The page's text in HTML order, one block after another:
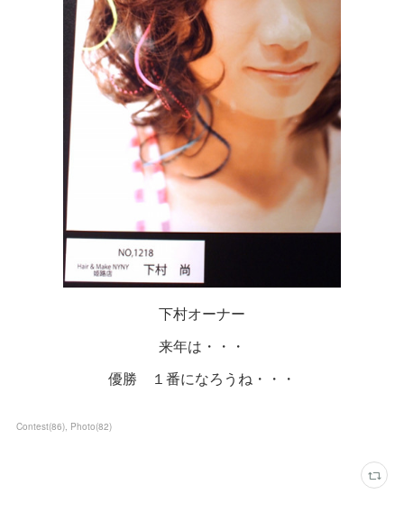
下村オーナー
来年は・・・
優勝 １番になろうね・・・
Contest(86) Photo(82)